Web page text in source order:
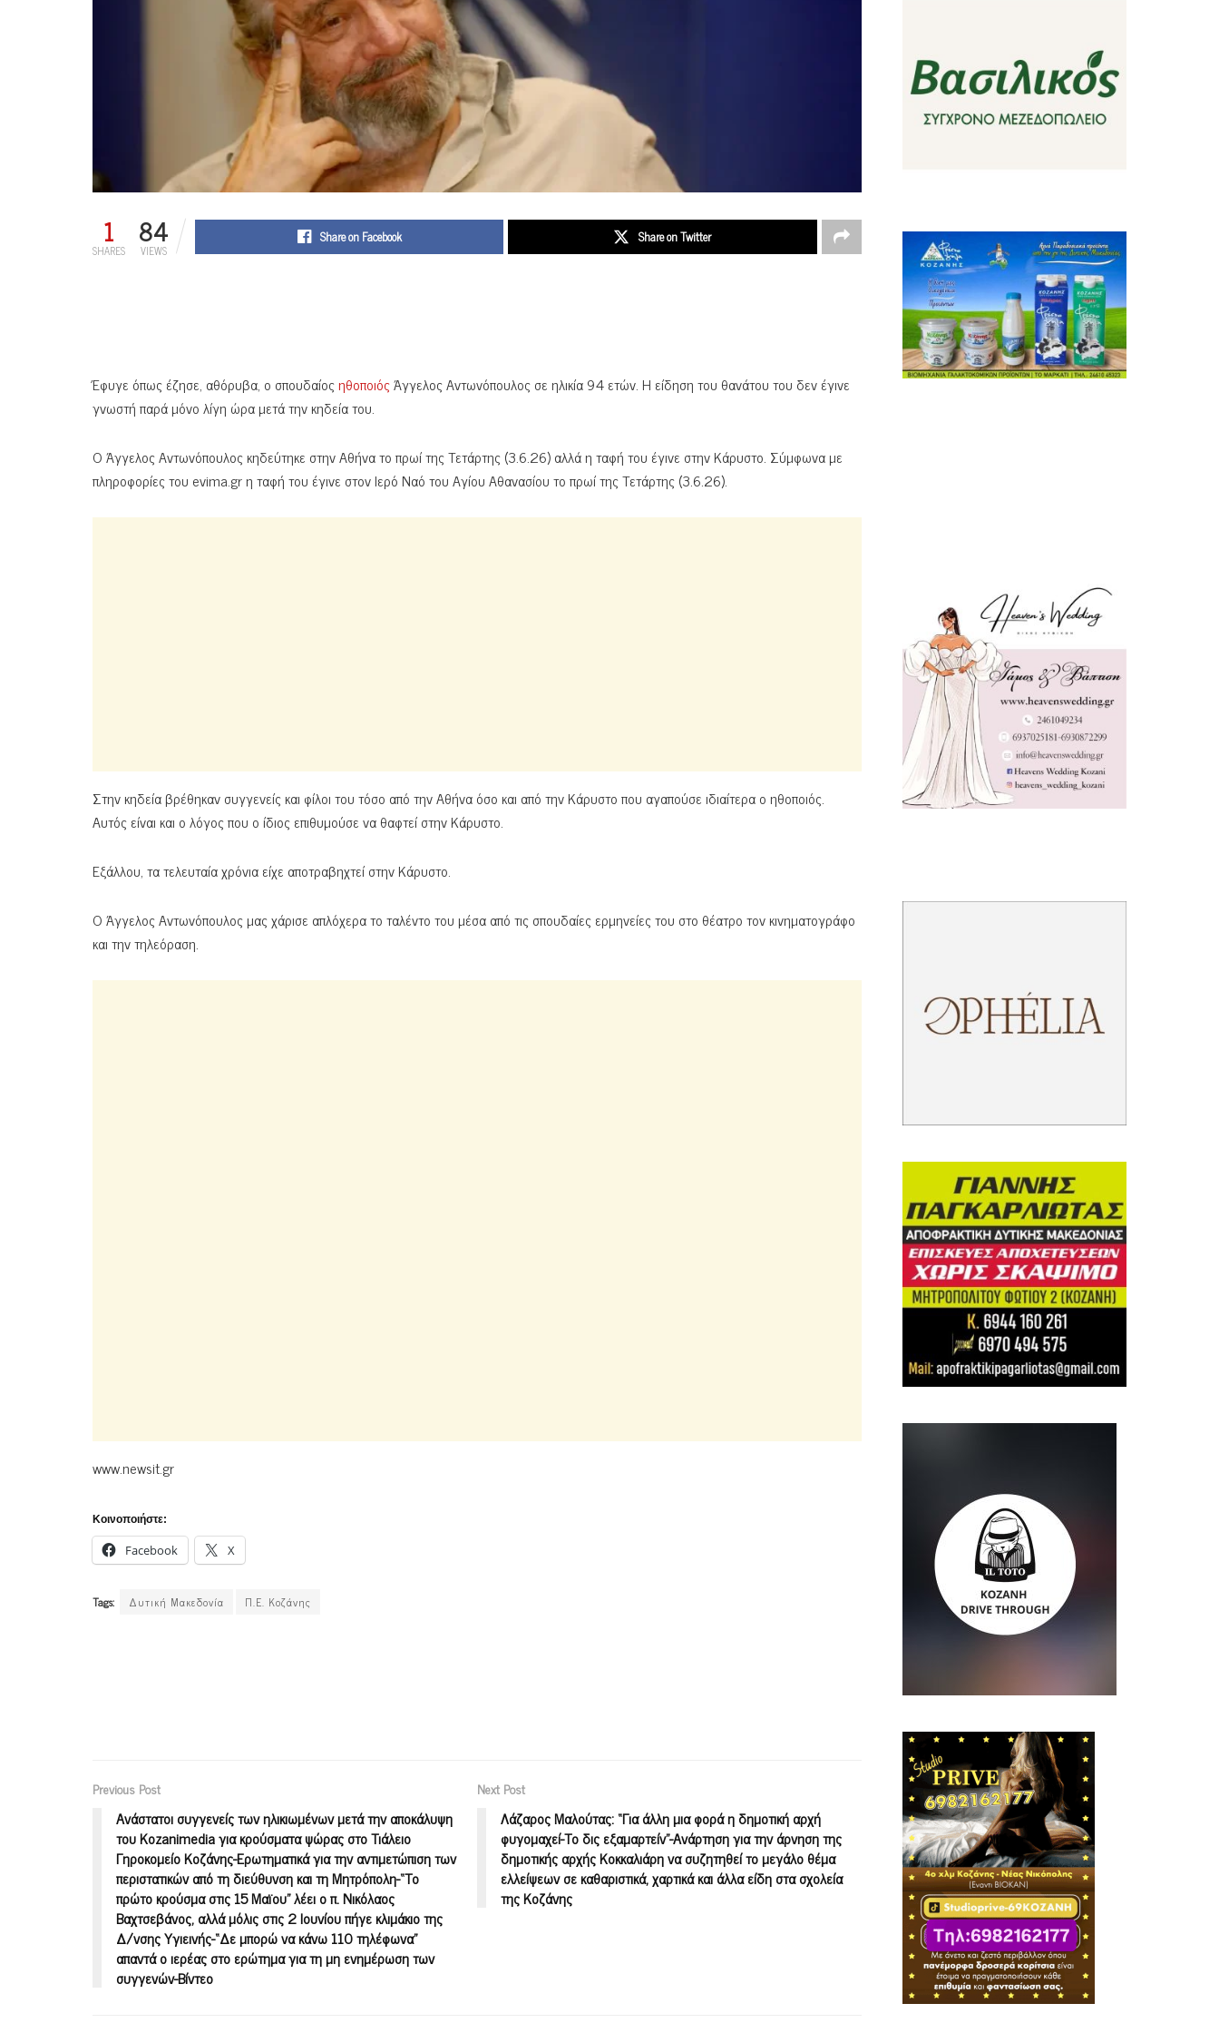
1
SHARES 84
VIEWS
Share on Facebook Share on Twitter
Έφυγε όπως έζησε, αθόρυβα, ο σπουδαίοςηθοποιόςΆγγελος Αντωνόπουλος σε ηλικία 94 ετών. Η είδηση του θανάτου του δεν έγινε
γνωστή παρά μόνο λίγη ώρα μετά την κηδεία του.
Ο Άγγελος Αντωνόπουλος κηδεύτηκε στην Αθήνα το πρωί της Τετάρτης (3.6.26) αλλά η ταφή του έγινε στην Κάρυστο. Σύμφωνα με
πληροφορίες του evima.gr η ταφή του έγινε στον Ιερό Ναό του Αγίου Αθανασίου το πρωί της Τετάρτης (3.6.26).
Στην κηδεία βρέθηκαν συγγενείς και φίλοι του τόσο από την Αθήνα όσο και από την Κάρυστο που αγαπούσε ιδιαίτερα ο ηθοποιός.
Αυτός είναι και ο λόγος που ο ίδιος επιθυμούσε να θαφτεί στην Κάρυστο.
Εξάλλου, τα τελευταία χρόνια είχε αποτραβηχτεί στην Κάρυστο.
Ο Άγγελος Αντωνόπουλος μας χάρισε απλόχερα το ταλέντο του μέσα από τις σπουδαίες ερμηνείες του στο θέατρο τον κινηματογράφο
και την τηλεόραση.
www.newsit.gr
Κοινοποιήστε:
Facebook X
Tags: Δυτική Μακεδονία Π.Ε. Κοζάνης
Previous Post
Aνάστατοι συγγενείς των ηλικιωμένων μετά την αποκάλυψη
του Kozanimedia για κρούσματα ψώρας στο Τιάλειο
Γηροκομείο Κοζάνης-Ερωτηματικά για την αντιμετώπιση των
περιστατικών από τη διεύθυνση και τη Μητρόπολη-“Το
πρώτο κρούσμα στις 15 Μαϊου” λέει ο π. Νικόλαος
Βαχτσεβάνος, αλλά μόλις στις 2 Ιουνίου πήγε κλιμάκιο της
Δ/νσης Υγιεινής-“Δε μπορώ να κάνω 110 τηλέφωνα”
απαντά ο ιερέας στο ερώτημα για τη μη ενημέρωση των
συγγενών-Βίντεο
Next Post
Λάζαρος Μαλούτας: “Για άλλη μια φορά η δημοτική αρχή
φυγομαχεί-Το δις εξαμαρτείν”-Ανάρτηση για την άρνηση της
δημοτικής αρχής Κοκκαλιάρη να συζητηθεί το μεγάλο θέμα
ελλείψεων σε καθαριστικά, χαρτικά και άλλα είδη στα σχολεία
της Κοζάνης